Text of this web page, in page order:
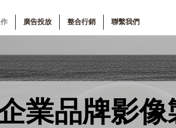
廣告投放 整合行銷 聯繫我們
業品牌影像